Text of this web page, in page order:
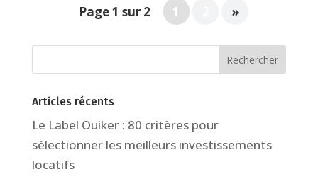
Page 1 sur 2 1 »
Articles récents
Le Label Ouiker : 80 critères pour
sélectionner les meilleurs investissements
locatifs